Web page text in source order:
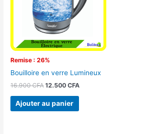
Remise : 26%
Bouilloire en verre Lumineux
16.900CFA 12.500CFA
Ajouter au panier